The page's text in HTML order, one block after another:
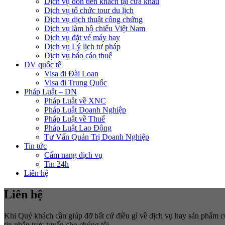
Dịch vụ tổ chức tour du lịch
Dịch vụ dịch thuật công chứng
Dịch vụ làm hộ chiếu Việt Nam
Dịch vụ đặt vé máy bay
Dịch vụ Lý lịch tư pháp
Dịch vụ báo cáo thuế
DV quốc tế
Visa đi Đài Loan
Visa đi Trung Quốc
Pháp Luật – DN
Pháp Luật về XNC
Pháp Luật Doanh Nghiệp
Pháp Luật về Thuế
Pháp Luật Lao Động
Tư Vấn Quản Trị Doanh Nghiệp
Tin tức
Cẩm nang dịch vụ
Tin 24h
Liên hệ
Liên hệ
Khi Quý khách cần giúp đỡ bất cứ điều gì về dịch vụ hay sản phẩm